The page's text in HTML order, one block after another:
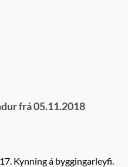
frá 05.11.2018
Kynning á byggingarleyfi.